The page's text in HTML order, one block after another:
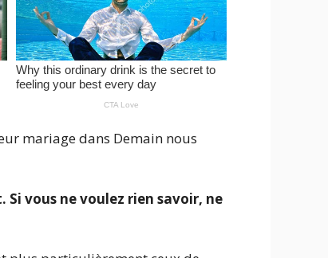
mariage dans Demain nous
vous ne voulez rien savoir, ne